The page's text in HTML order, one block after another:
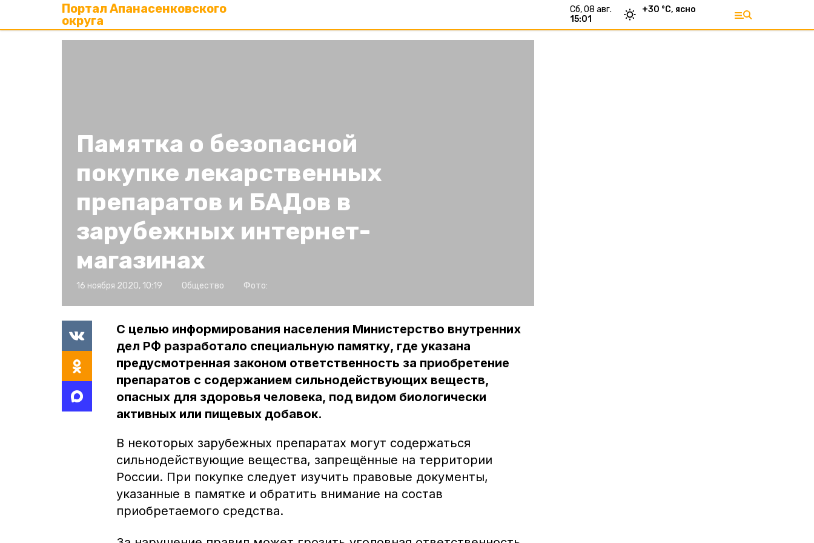
Портал Апанасенковского
округа
сб, 08 авг.
15:01
+30 °С, ясно
Памятка о безопасной
покупке лекарственных
препаратов и БАДов в
зарубежных интернет-
магазинах
16 ноября 2020, 10:19 Общество Фото:
С целью информирования населения Министерство внутренних
дел РФ разработало специальную памятку, где указана
предусмотренная законом ответственность за приобретение
препаратов с содержанием сильнодействующих веществ,
опасных для здоровья человека, под видом биологически
активных или пищевых добавок.
В некоторых зарубежных препаратах могут содержаться
сильнодействующие вещества, запрещённые на территории
России. При покупке следует изучить правовые документы,
указанные в памятке и обратить внимание на состав
приобретаемого средства.